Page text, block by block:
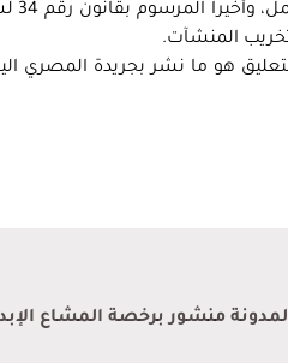
المنشآت.
هو ما نشر بجريدة المصري
منشور برخصة المشاع